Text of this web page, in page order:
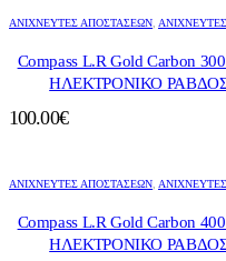
ΑΝΙΧΝΕΥΤΕΣ ΑΠΟΣΤΑΣΕΩΝ
Compass L.R Gold Carbon
ΗΛΕΚΤΡΟΝΙΚΟ
100.00€
ΑΝΙΧΝΕΥΤΕΣ ΑΠΟΣΤΑΣΕΩΝ
Compass L.R Gold Carbon
ΗΛΕΚΤΡΟΝΙΚΟ